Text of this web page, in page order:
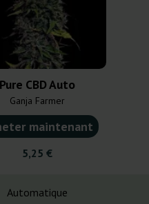
Pure CBD Auto
Ganja Farmer
maintenant
5,25 €
Automatique